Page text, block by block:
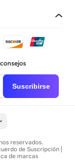
Suscribirse
reservados.
de Suscripción
de marcas